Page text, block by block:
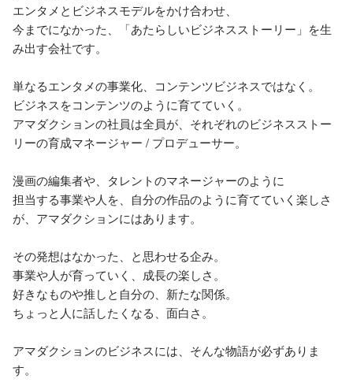
エンタメとビジネスモデルをかけ合わせ、
今までになかった、「あたらしいビジネスストーリー」を生
み出す会社です。
単なるエンタメの事業化、コンテンツビジネスではなく。
ビジネスをコンテンツのように育てていく。
アマダクションの社員は全員が、それぞれのビジネスストー
リーの育成マネージャー / プロデューサー。
漫画の編集者や、タレントのマネージャーのように
担当する事業や人を、自分の作品のように育てていく楽しさ
が、アマダクションにはあります。
その発想はなかった、と思わせる企み。
事業や人が育っていく、成長の楽しさ。
好きなものや推しと自分の、新たな関係。
ちょっと人に話したくなる、面白さ。
アマダクションのビジネスには、そんな物語が必ずありま
す。